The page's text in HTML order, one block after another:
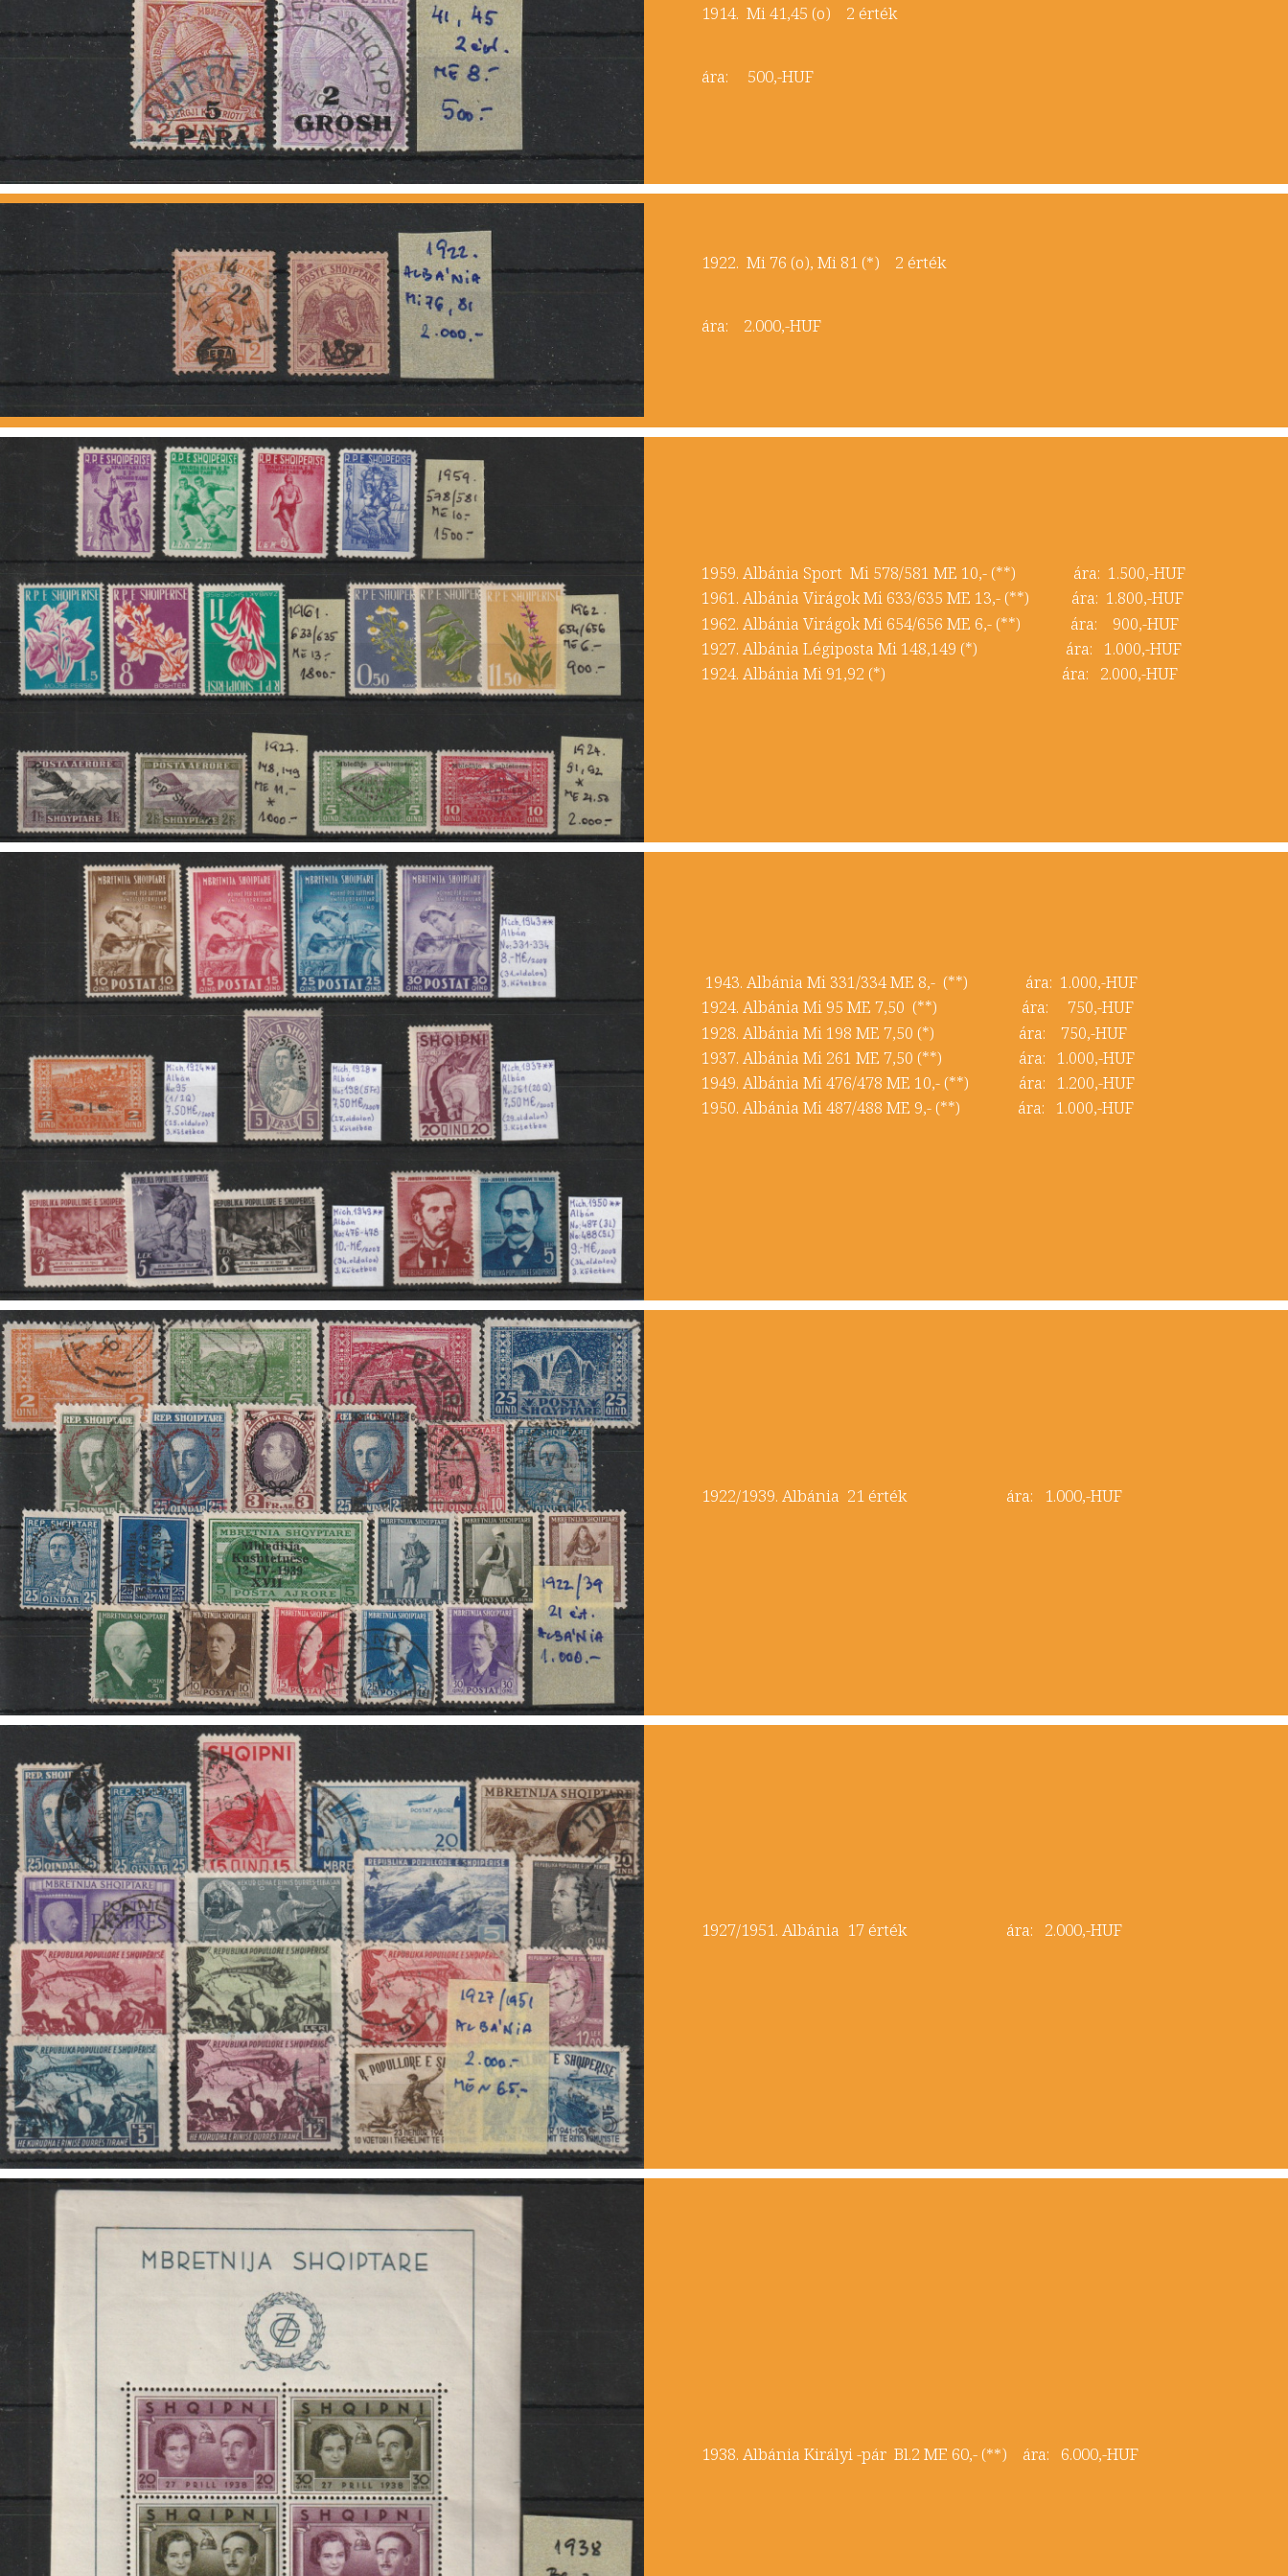
​1914. Mi 41,45 (o) 2 érték
ára: 500,-HUF
​1922. Mi 76 (o), Mi 81 (*) 2 érték
ára: 2.000,-HUF
1959. Albánia Sport Mi 578/581 ME 10,- (**) ára: 1.500,-HUF
1961. Albánia Virágok Mi 633/635 ME 13,- (**) ára: 1.800,-HUF
1962. Albánia Virágok Mi 654/656 ME 6,- (**) ára: 900,-HUF
1927. Albánia Légiposta Mi 148,149 (*) ára: 1.000,-HUF
1924. Albánia Mi 91,92 (*) ára: 2.000,-HUF
1943. Albánia Mi 331/334 ME 8,- (**) ára: 1.000,-HUF
1924. Albánia Mi 95 ME 7,50 (**) ára: 750,-HUF
1928. Albánia Mi 198 ME 7,50 (*) ára: 750,-HUF
1937. Albánia Mi 261 ME 7,50 (**) ára: 1.000,-HUF
1949. Albánia Mi 476/478 ME 10,- (**) ára: 1.200,-HUF
1950. Albánia Mi 487/488 ME 9,- (**) ára: 1.000,-HUF
​1922/1939. Albánia 21 érték ára: 1.000,-HUF
​1927/1951. Albánia 17 érték ára: 2.000,-HUF
​1938. Albánia Királyi -pár Bl.2 ME 60,- (**) ára: 6.000,-HUF